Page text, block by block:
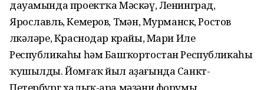
дауамында проектҡа Мәскәү, Ленинград,
Ярославль, Кемеров, Төмән, Мурманск, Ростов
өлкәләре, Краснодар крайы, Мари Иле
Республикаһы һәм Башҡортостан Республикаһы
ҡушылды. Йомғаҡ йыл аҙағында Санкт-